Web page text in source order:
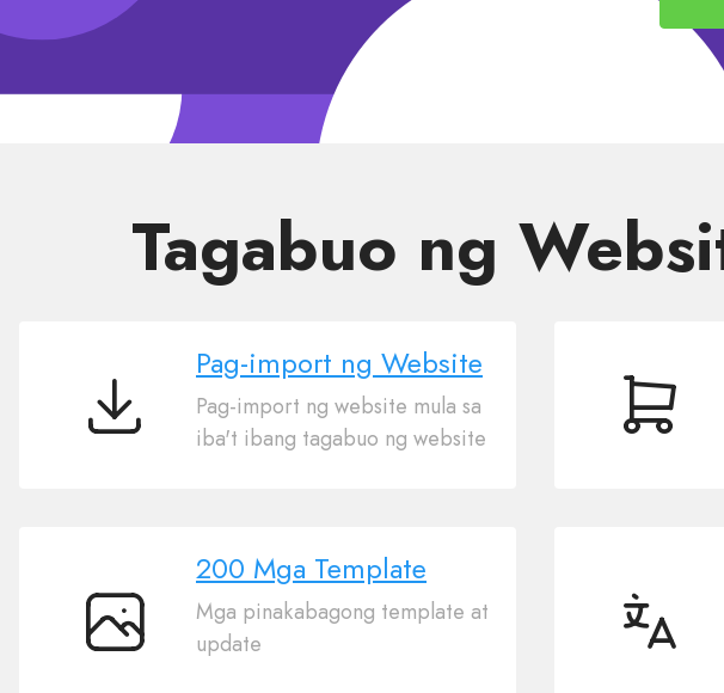
Tagabuo ng
Pag-
Pag-import ng Website
Pag-import ng website mula sa
iba't ibang tagabuo ng website
Ang
200
200 Mga Template
Mga pinakabagong template at
update